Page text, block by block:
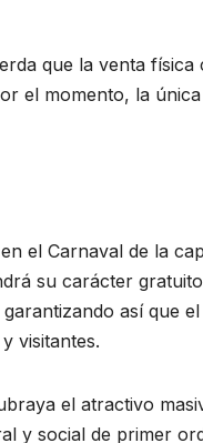
que la venta
el momento, la
el Carnaval de la
su carácter
así que
visitantes.
el atractivo
y social de primer